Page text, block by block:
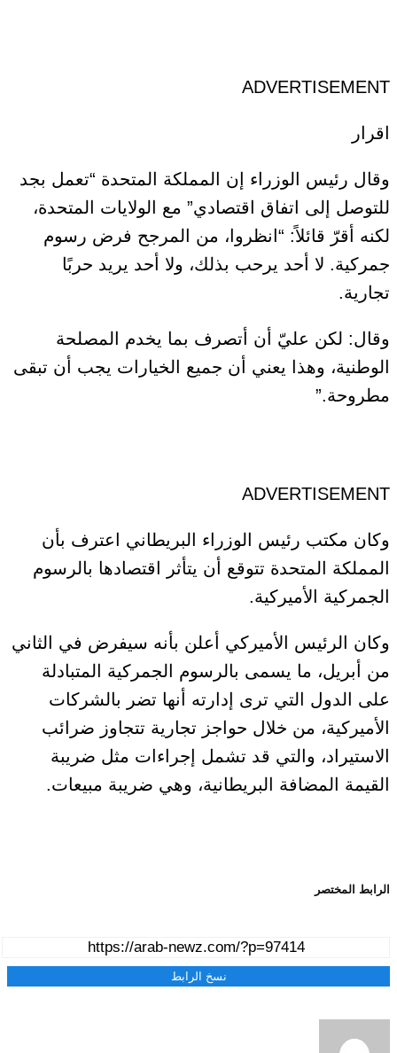
ADVERTISEMENT
اقرار
وقال رئيس الوزراء إن المملكة المتحدة “تعمل بجد
للتوصل إلى اتفاق اقتصادي” مع الولايات المتحدة،
لكنه أقرّ قائلاً: “انظروا، من المرجح فرض رسوم
جمركية. لا أحد يرحب بذلك، ولا أحد يريد حربًا
تجارية.
وقال: لكن عليّ أن أتصرف بما يخدم المصلحة
الوطنية، وهذا يعني أن جميع الخيارات يجب أن تبقى
مطروحة.”
ADVERTISEMENT
وكان مكتب رئيس الوزراء البريطاني اعترف بأن
المملكة المتحدة تتوقع أن يتأثر اقتصادها بالرسوم
الجمركية الأميركية.
وكان الرئيس الأميركي أعلن بأنه سيفرض في الثاني
من أبريل، ما يسمى بالرسوم الجمركية المتبادلة
على الدول التي ترى إدارته أنها تضر بالشركات
الأميركية، من خلال حواجز تجارية تتجاوز ضرائب
الاستيراد، والتي قد تشمل إجراءات مثل ضريبة
القيمة المضافة البريطانية، وهي ضريبة مبيعات.
الرابط المختصر
نسخ الرابط